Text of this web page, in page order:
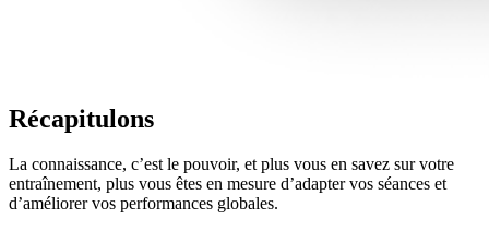
Récapitulons
La connaissance, c’est le pouvoir, et plus vous en savez sur votre
entraînement, plus vous êtes en mesure d’adapter vos séances et
d’améliorer vos performances globales.